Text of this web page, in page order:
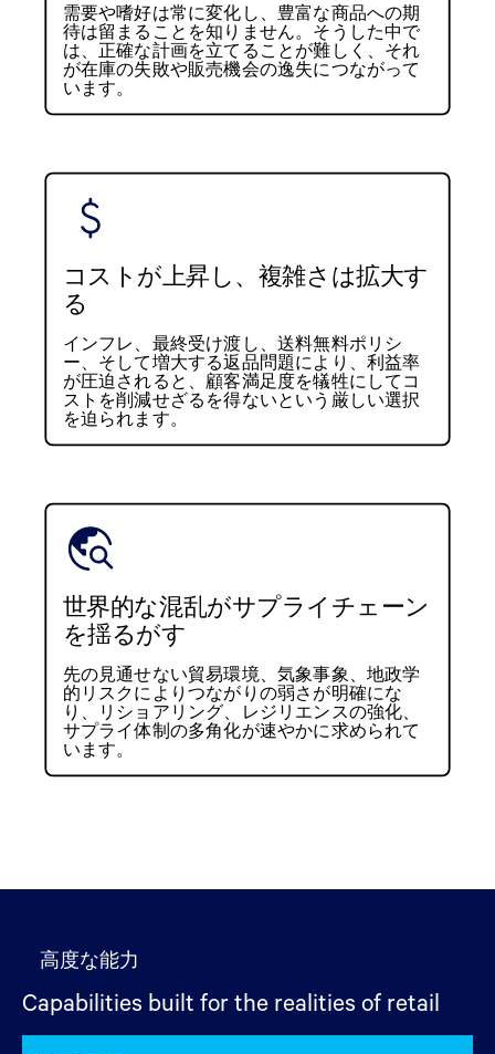
需要や嗜好は常に変化し、豊富な商品への期
待は留まることを知りません。そうした中で
は、正確な計画を立てることが難しく、それ
が在庫の失敗や販売機会の逸失につながって
います。
コストが上昇し、複雑さは拡大す
る
インフレ、最終受け渡し、送料無料ポリシ
ー、そして増大する返品問題により、利益率
が圧迫されると、顧客満足度を犠牲にしてコ
ストを削減せざるを得ないという厳しい選択
を迫られます。
世界的な混乱がサプライチェーン
を揺るがす
先の見通せない貿易環境、気象事象、地政学
的リスクによりつながりの弱さが明確にな
り、リショアリング、レジリエンスの強化、
サプライ体制の多角化が速やかに求められて
います。
高度な能力
Capabilities built for the realities of retail